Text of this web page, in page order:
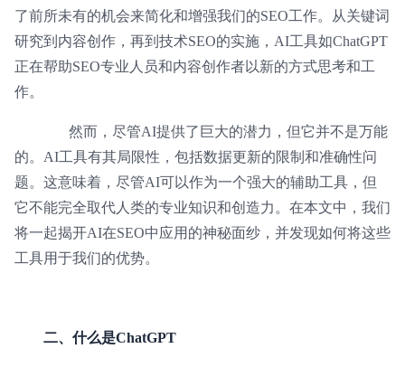
了前所未有的机会来简化和增强我们的SEO工作。从关键词
研究到内容创作，再到技术SEO的实施，AI工具如ChatGPT
正在帮助SEO专业人员和内容创作者以新的方式思考和工
作。
然而，尽管AI提供了巨大的潜力，但它并不是万能
的。AI工具有其局限性，包括数据更新的限制和准确性问
题。这意味着，尽管AI可以作为一个强大的辅助工具，但
它不能完全取代人类的专业知识和创造力。在本文中，我们
将一起揭开AI在SEO中应用的神秘面纱，并发现如何将这些
工具用于我们的优势。
二、什么是ChatGPT